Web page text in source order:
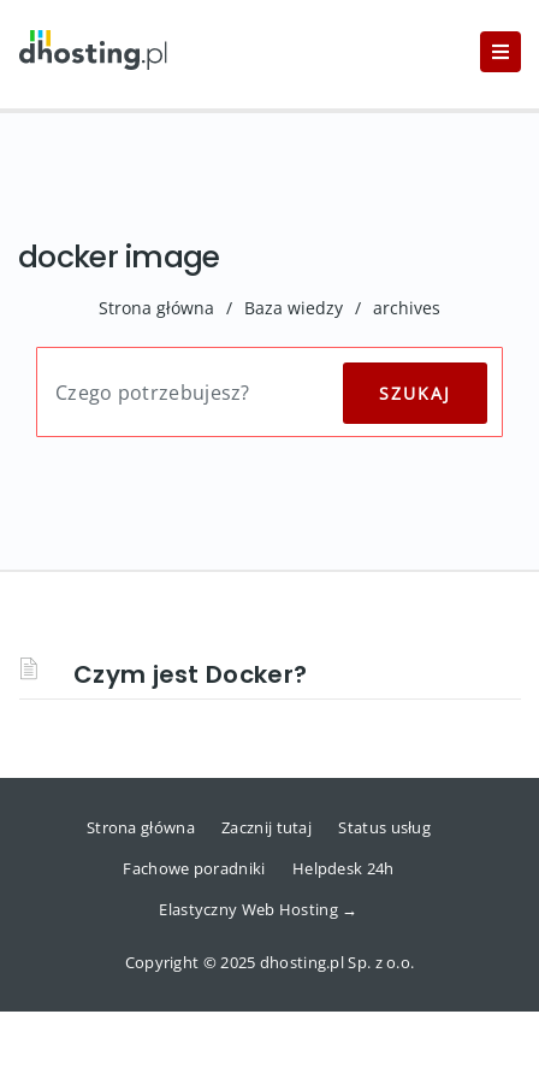
docker image
Strona główna / Baza wiedzy / archives
Czym jest Docker?
Strona główna Zacznij tutaj
Status usług
Fachowe poradniki
Helpdesk 24h
Elastyczny Web Hosting →
Copyright © 2025 dhosting.pl Sp. z o.o.